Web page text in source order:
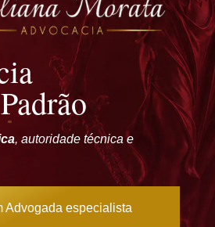
, autoridade técnica e
Advogada especialista